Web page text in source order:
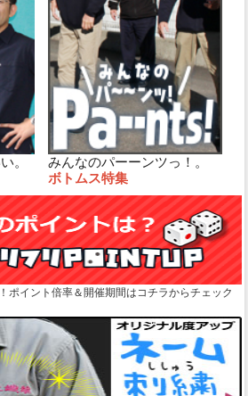
。
みんなのパーーンツっ！。
ボトムス特集
ポイント倍率＆開催期間はコチラからチェック